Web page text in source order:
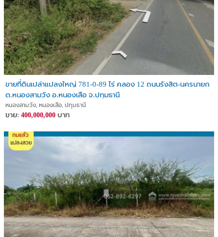
ขายที่ดินเปล่าแปลงใหญ่ 781-0-89 ไร่ คลอง 12 ถนนรังสิต-นครนายก
ต.หนองสามวัง อ.หนองเสือ จ.ปทุมธานี
หนองสามวัง, หนองเสือ, ปทุมธานี
ขาย: 400,000,000 บาท